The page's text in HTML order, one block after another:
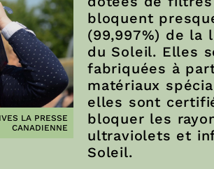
LA PRESSE
CANADIENNE
bloquent
(99,997%) de la
du Soleil. Elles
fabriquées à
matériaux
elles sont
bloquer les
ultraviolets et
Soleil.